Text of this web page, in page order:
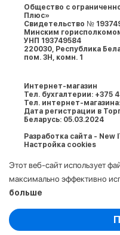
Общество с
Плюс»
Свидетельство №
Минским
УНП 193749584
220030, Республика
пом. 3Н, комн. 1
Интернет-магазин
Тел. бухгалтерии: +375
Тел. интернет-
Дата регистрации в
Беларусь: 05.03.2024
Разработка сайта - New
Настройка cookies
Этот веб-сайт использует
максимально эффективно
больше
Выберите настройки